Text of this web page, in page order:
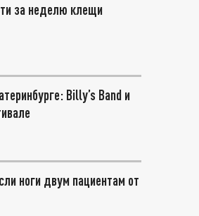
за неделю клещи
Billy’s Band и
ноги двум пациентам от